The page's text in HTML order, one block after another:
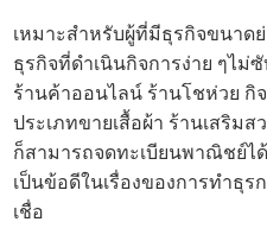
เหมาะสำหรับผู้ที่มีธุรกิจขนาด
ธุรกิจที่ดำเนินกิจการง่าย ๆไม่
ร้านค้าออนไลน์ ร้านโชห่วย กิ
ประเภทขายเสื้อผ้า ร้านเสริม
ก็สามารถจดทะเบียนพาณิชย์ไ
เป็นข้อดีในเรื่องของการทำธุ
เชื่อ